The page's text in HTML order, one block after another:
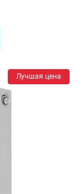
Лучшая цена